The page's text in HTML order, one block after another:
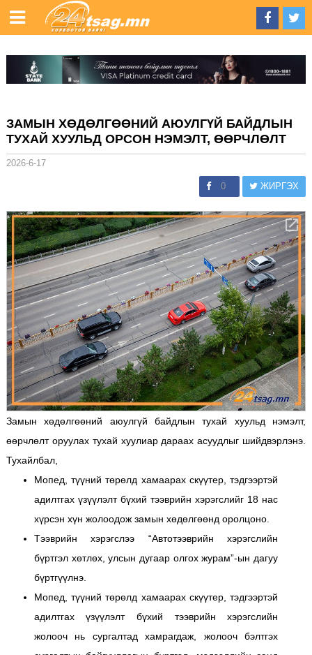
ЗАМЫН ХӨДӨЛГӨӨНИЙ АЮУЛГҮЙ БАЙДЛЫН
ТУХАЙ ХУУЛЬД ОРСОН НЭМЭЛТ, ӨӨРЧЛӨЛТ
2026-6-17
0 ЖИРГЭХ
Замын хөдөлгөөний аюулгүй байдлын тухай хуульд нэмэлт,
өөрчлөлт оруулах тухай хуулиар дараах асуудлыг шийдвэрлэнэ.
Тухайлбал,
Мопед, түүний төрөлд хамаарах скүүтер, тэдгээртэй
адилтгах үзүүлэлт бүхий тээврийн хэрэгслийг 18 нас
хүрсэн хүн жолоодож замын хөдөлгөөнд оролцоно.
Тээврийн хэрэгслээ “Автотээврийн хэрэгслийн
бүртгэл хөтлөх, улсын дугаар олгох журам”-ын дагуу
бүртгүүлнэ.
Мопед, түүний төрөлд хамаарах скүүтер, тэдгээртэй
адилтгах үзүүлэлт бүхий тээврийн хэрэгслийн
жолооч нь сургалтад хамрагдаж, жолооч бэлтгэх